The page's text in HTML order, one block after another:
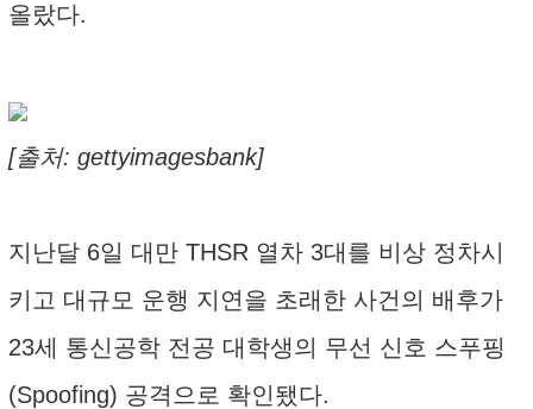
올랐다.
[출처: gettyimagesbank]
지난달 6일 대만 THSR 열차 3대를 비상 정차시
키고 대규모 운행 지연을 초래한 사건의 배후가
23세 통신공학 전공 대학생의 무선 신호 스푸핑
(Spoofing) 공격으로 확인됐다.